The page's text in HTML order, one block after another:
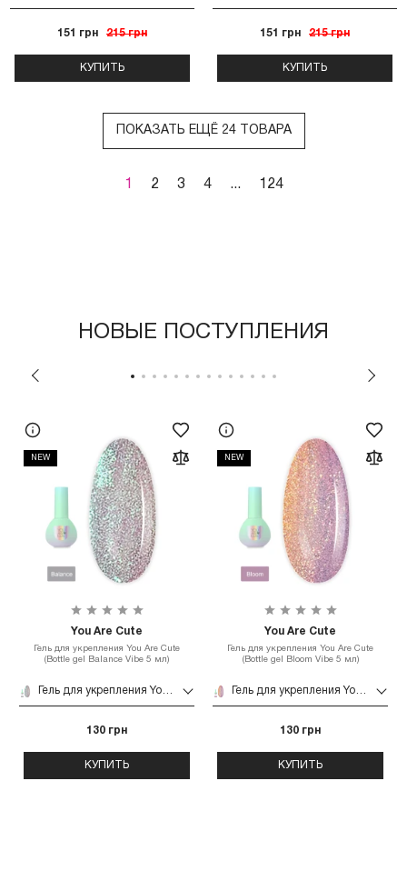
151 грн 215 грн
КУПИТЬ
151 грн 215 грн
КУПИТЬ
ПОКАЗАТЬ ЕЩЁ 24 ТОВАРА
1 2 3 4 ... 124
НОВЫЕ ПОСТУПЛЕНИЯ
NEW
You Are Cute
Гель для укрепления You Are Cute
(Bottle gel Balance Vibe 5 мл)
Гель для укрепления You Are Cute (Bottle gel Balance Vibe 5 мл)
130 грн
КУПИТЬ
NEW
You Are Cute
Гель для укрепления You Are Cute
(Bottle gel Bloom Vibe 5 мл)
Гель для укрепления You Are Cute (Bottle gel Bloom Vibe 5 мл)
130 грн
КУПИТЬ